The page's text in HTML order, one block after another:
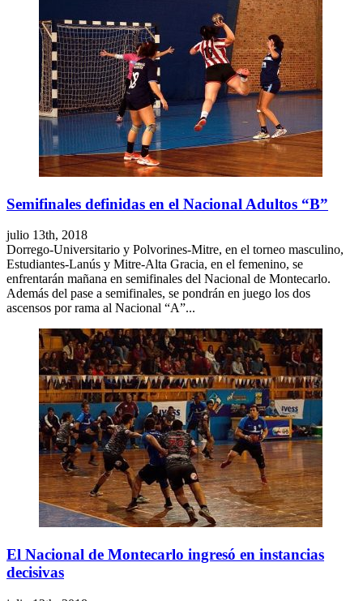
Semifinales definidas en el Nacional Adultos “B”
julio 13th, 2018
Dorrego-Universitario y Polvorines-Mitre, en el torneo masculino,
Estudiantes-Lanús y Mitre-Alta Gracia, en el femenino, se
enfrentarán mañana en semifinales del Nacional de Montecarlo.
Además del pase a semifinales, se pondrán en juego los dos
ascensos por rama al Nacional “A”...
El Nacional de Montecarlo ingresó en instancias
decisivas